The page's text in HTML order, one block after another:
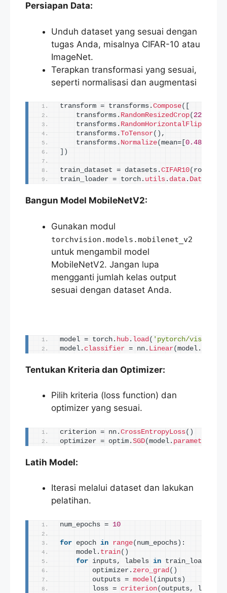
Persiapan Data:
Unduh dataset yang sesuai dengan
tugas Anda, misalnya CIFAR-10 atau
ImageNet.
Terapkan transformasi yang sesuai,
seperti normalisasi dan augmentasi
transform = transforms. Compose([
    transforms.
RandomResizedCrop( 224
    transforms.
RandomHorizontalFlip
    transforms.
ToTensor() ,
    transforms.
Normalize( mean= 0.485
])
train_dataset = datasets. CIFAR10( root=
train_loader = torch. utils . data .
Bangun Model MobileNetV2:
Gunakan modul
torchvision.models.mobilenet_v2
untuk mengambil model
MobileNetV2. Jangan lupa
mengganti jumlah kelas output
sesuai dengan dataset Anda.
model = torch. hub . load ( 'pytorch/
model. classifier = nn. Linear(model.
Tentukan Kriteria dan Optimizer:
Pilih kriteria (loss function) dan
optimizer yang sesuai.
criterion = nn. CrossEntropyLoss()
optimizer = optim. SGD(model. parameters
Latih Model:
Iterasi melalui dataset dan lakukan
pelatihan.
num_epochs = 10
for epoch in range( num_epochs) :
    model.
train()
for inputs, labels in train_loader:
        optimizer.
zero_grad ()
        outputs =
model( inputs)
        loss =
criterion( outputs, labels